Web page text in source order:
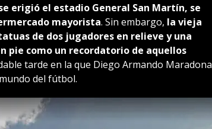
erigió el estadio General San Martín, se
mayorista. Sin embargo, la vieja
de dos jugadores en relieve y una
pie como un recordatorio de aquellos
tarde en la que Diego Armando Maradona
del fútbol.